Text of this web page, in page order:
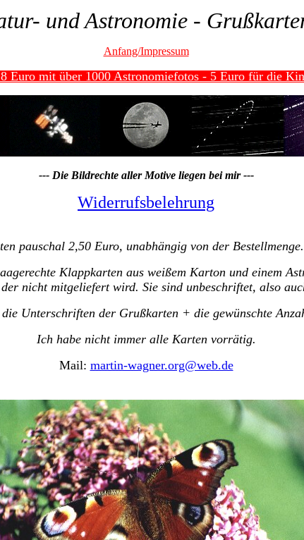
und Astronomie -
Anfang/Impressum
Euro mit über 1000 Astronomiefotos - 5 Euro für die
--- Die Bildrechte aller Motive liegen bei mir ---
Widerrufsbelehrung
pauschal 2,50 Euro, unabhängig von der Bestellmenge.
Klappkarten aus weißem Karton und einem
nicht mitgeliefert wird. Sie sind unbeschriftet, also
Unterschriften der Grußkarten + die gewünschte
Ich habe nicht immer alle Karten vorrätig.
Mail: martin-wagner.org@web.de